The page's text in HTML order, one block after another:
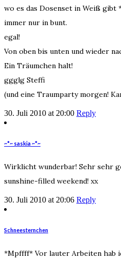
wo es das Dosenset in Weiß
immer nur in bunt.
egal!
Von oben bis unten und wieder
Ein Träumchen halt!
ggglg Steffi
(und eine Traumparty morgen!
30. Juli 2010 at 20:00 Reply
~*~ saskia ~*~
Wirklicht wunderbar! Sehr sehr
sunshine-filled weekend! xx
30. Juli 2010 at 20:06 Reply
Schneesternchen
*Mpffff* Vor lauter Arbeiten hab